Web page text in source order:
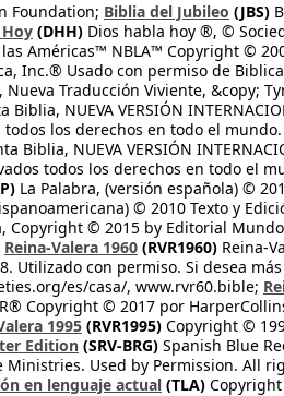
Foundation; Biblia del Jubileo (JBS)
(DHH) Dios habla hoy ®, ©
Américas™ NBLA™ Copyright ©
Inc.® Usado con permiso de
Nueva Traducción Viviente, &copy;
Biblia, NUEVA VERSIÓN
los derechos en todo el
Biblia, NUEVA VERSIÓN
todos los derechos en todo el
La Palabra, (versión española) ©
© 2010 Texto y
Copyright © 2015 by Editorial
Reina-Valera 1960 (RVR1960) Reina-
Utilizado con permiso. Si desea
es/casa/, www.rvr60.bible;
Copyright © 2017 por
1995 (RVR1995) Copyright ©
Edition (SRV-BRG) Spanish Blue
Used by Permission. All
en lenguaje actual (TLA)